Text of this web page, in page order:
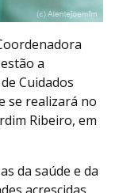
a
Cuidados
se realizará no
Ribeiro, em
da saúde e da